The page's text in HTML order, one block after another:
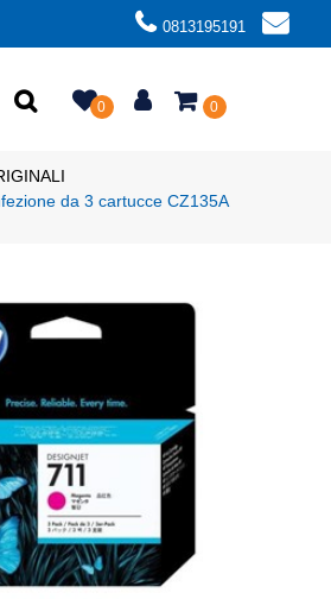
0813195191
0 0
da 3 cartucce CZ135A